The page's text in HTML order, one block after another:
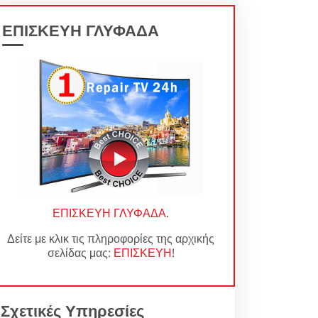
ΕΠΙΣΚΕΥΗ ΓΛΥΦΑΔΑ
ΕΠΙΣΚΕΥΗ ΓΛΥΦΑΔΑ.
Δείτε με κλικ τις πληροφορίες της αρχικής
σελίδας μας: ΕΠΙΣΚΕΥΗ!
Σχετικές Υπηρεσίες